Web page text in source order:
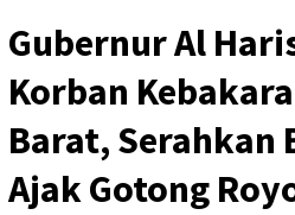
Gubernur Al
Korban
Barat, Serahkan
Ajak Gotong